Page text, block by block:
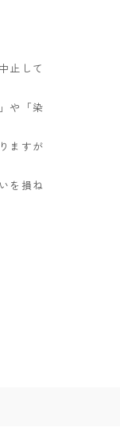
止して
や「染
ますが
を損ね